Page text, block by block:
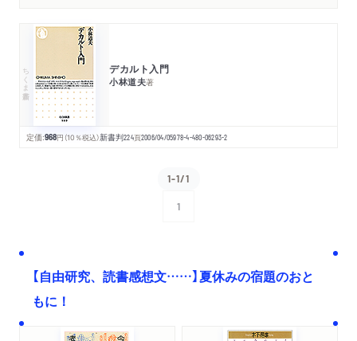
ちくま新書 デカルト入門
小林道夫著
定価:968円 （10％税込）新書判224頁2006/04/05978-4-480-06293-2
1-1/1
1
【自由研究、読書感想文……】夏休みの宿題のおと
もに！